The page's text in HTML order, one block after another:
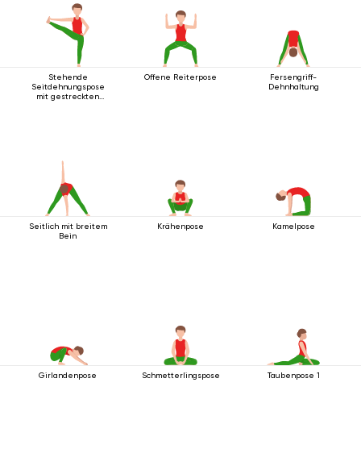
Stehende
Seitdehnungspose
mit gestreckten
Offene Reiterpose
Fersengriff-
Dehnhaltung
Seitlich mit breitem
Bein
Krähenpose Kamelpose
Girlandenpose Schmetterlingspose Taubenpose 1